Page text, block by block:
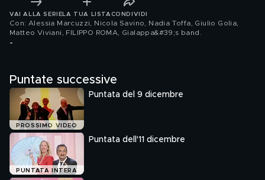
VAI ALLA SERIE LA TUA LISTA CONDIVIDI
Con: Alessia Marcuzzi, Nicola Savino, Nadia Toffa, Giulio Golia,
Matteo Viviani, FILIPPO ROMA, Gialappa&#39;s band
-
Puntate successive
PROSSIMO VIDEO
Puntata del 9 dicembre
PUNTATA INTERA
Puntata dell'11 dicembre